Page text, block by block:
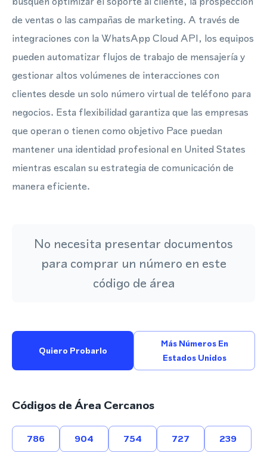
de ventas o las campañas de marketing. A través de
integraciones con la WhatsApp Cloud API, los equipos
pueden automatizar flujos de trabajo de mensajería y
gestionar altos volúmenes de interacciones con
clientes desde un solo número virtual de teléfono para
negocios. Esta flexibilidad garantiza que las empresas
que operan o tienen como objetivo Pace puedan
mantener una identidad profesional en United States
mientras escalan su estrategia de comunicación de
manera eficiente.
No necesita presentar documentos
para comprar un número en este
código de área
Quiero Probarlo
Más Números En
Estados Unidos
Códigos de Área Cercanos
786 904 754 727 239